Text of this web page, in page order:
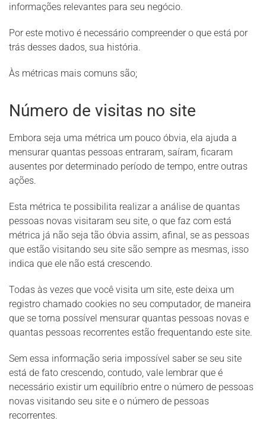
informações relevantes para seu negócio.
Por este motivo é necessário compreender o que está por
trás desses dados, sua história.
Às métricas mais comuns são;
Número de visitas no site
Embora seja uma métrica um pouco óbvia, ela ajuda a
mensurar quantas pessoas entraram, saíram, ficaram
ausentes por determinado período de tempo, entre outras
ações.
Esta métrica te possibilita realizar a análise de quantas
pessoas novas visitaram seu site, o que faz com está
métrica já não seja tão óbvia assim, afinal, se as pessoas
que estão visitando seu site são sempre as mesmas, isso
indica que ele não está crescendo.
Todas às vezes que você visita um site, este deixa um
registro chamado cookies no seu computador, de maneira
que se torna possível mensurar quantas pessoas novas e
quantas pessoas recorrentes estão frequentando este site.
Sem essa informação seria impossível saber se seu site
está de fato crescendo, contudo, vale lembrar que é
necessário existir um equilíbrio entre o número de pessoas
novas visitando seu site e o número de pessoas
recorrentes.